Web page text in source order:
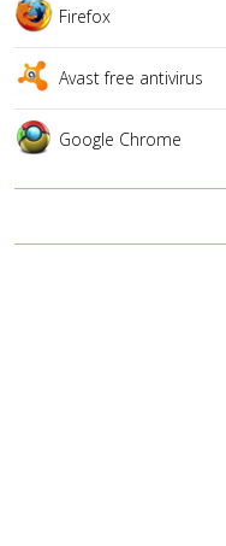
Firefox
Avast free antivirus
Google Chrome